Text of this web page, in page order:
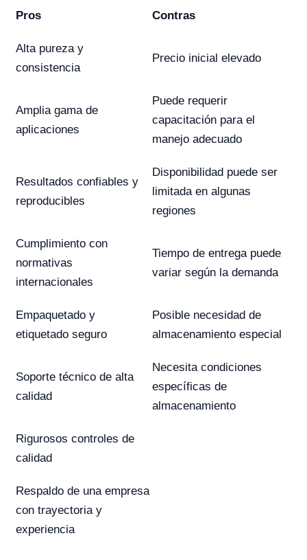
Pros Contras
Alta pureza y
consistencia
Precio inicial elevado
Amplia gama de
aplicaciones
Puede requerir
capacitación para el
manejo adecuado
Resultados confiables y
reproducibles
Disponibilidad puede ser
limitada en algunas
regiones
Cumplimiento con
normativas
internacionales
Tiempo de entrega puede
variar según la demanda
Empaquetado y
etiquetado seguro
Posible necesidad de
almacenamiento especial
Soporte técnico de alta
calidad
Necesita condiciones
específicas de
almacenamiento
Rigurosos controles de
calidad
Respaldo de una empresa
con trayectoria y
experiencia